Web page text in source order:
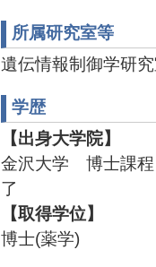
所属研究室等
遺伝情報制御学研
学歴
【出身大学院】
金沢大学 博士課
了
【取得学位】
博士(薬学)